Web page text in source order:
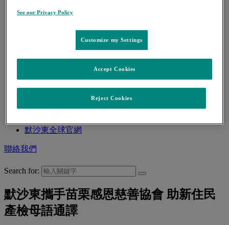
腫瘤醫學
心血管與新陳代謝疾病
傳染性疾病
衛生教育宣導
加入默沙東
默沙東全球官網
聯絡我們
Search for:
默沙東攜手苗栗感恩慈善協會 助新住民
產檢母語通譯
See our Privacy Policy
Customize my Settings
Reject Cookies
Accept Cookies